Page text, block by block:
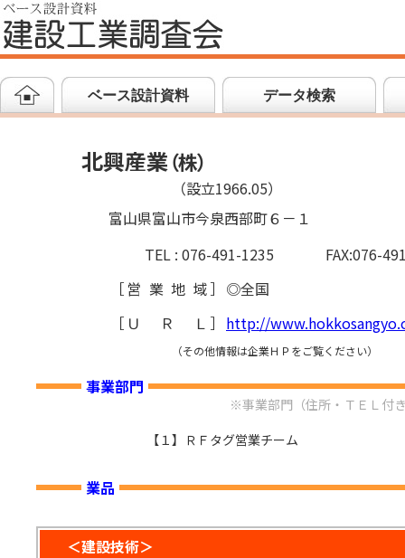
ベース設計資料 データ検索
北興産業（株）
（設立1966.05）
富山県富山市今泉西部町６－１
TEL : 076-491-1235
FAX:076-
［ 営業地域］ ◎全国
［ ＵＲＬ ］ http://
（その他情報は企業ＨＰをご覧ください）
事業部門
※事業部門（住所・ＴＥＬ付
【１】ＲＦタグ営業チーム
業品
＜建設技術＞